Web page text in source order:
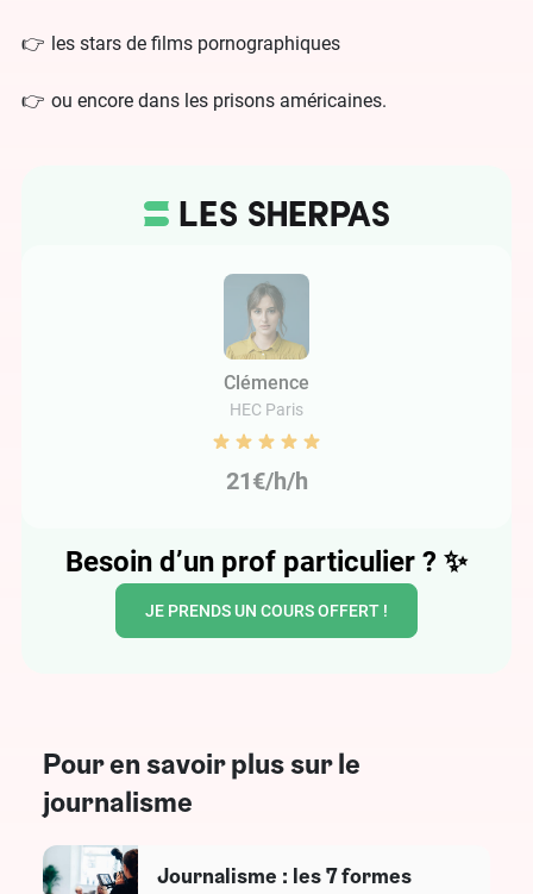
les stars de films pornographiques
ou encore dans les prisons américaines.
Clémence
HEC Paris
21€/h/h
Besoin d’un prof particulier ? ✨
JE PRENDS UN COURS OFFERT !
Pour en savoir plus sur le
journalisme
Journalisme : les 7 formes